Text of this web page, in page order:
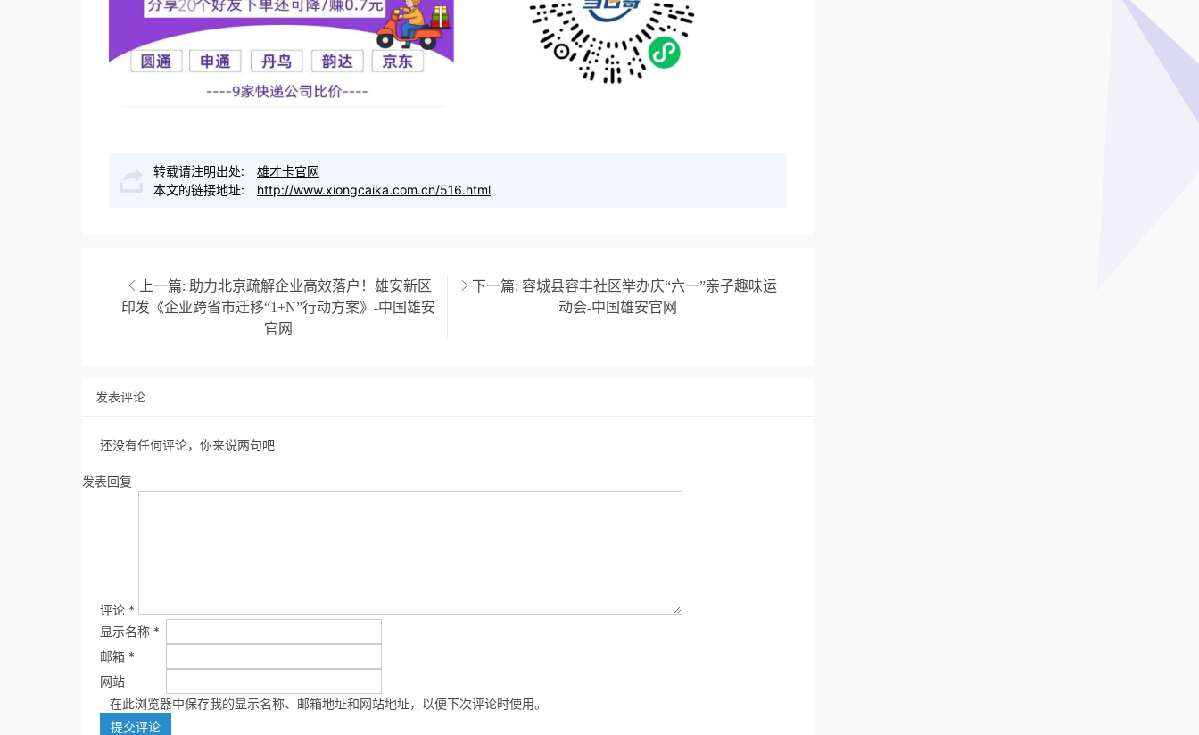
转载请注明出处:
雄才卡官网
本文的链接地址:
http://www.xiongcaika.com.cn/516.html
上一篇: 助力北京疏解企业高效落户！雄安新区
印发《企业跨省市迁移“1+N”行动方案》-中国雄安
官网
下一篇: 容城县容丰社区举办庆“六一”亲子趣味运
动会-中国雄安官网
发表评论
还没有任何评论，你来说两句吧
发表回复
评论 *
显示名称 *
邮箱 *
网站
在此浏览器中保存我的显示名称、邮箱地址和网站地址，以便下次评论时使用。